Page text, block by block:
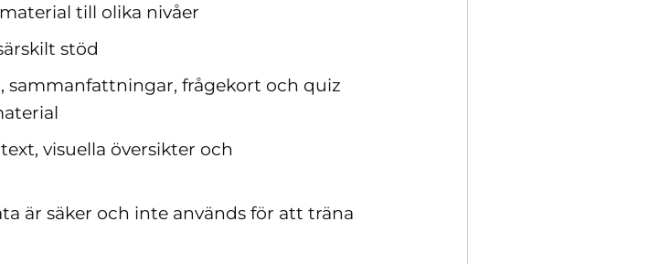
till olika nivåer
stöd
sammanfattningar, frågekort och quiz
visuella översikter och
är säker och inte används för att träna